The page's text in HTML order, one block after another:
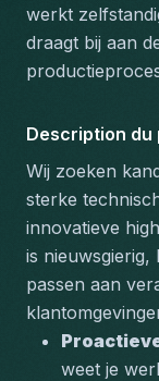
werkt
draagt bij aan
Description du
Wij zoeken
sterke
innovatieve
is nieuwsgierig,
passen aan
weet je